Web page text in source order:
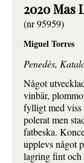
2020 Mas
(nr 95959)
Miguel Torres
Penedès,
Något
vinbär,
fylligt med viss
polerat men
fatbeska.
upplevs något
lagring fint och